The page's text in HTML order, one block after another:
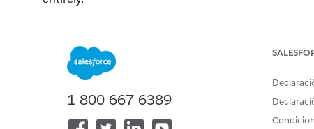
Solución
This is currently an expected behavior of the Files
1-800-667-6389